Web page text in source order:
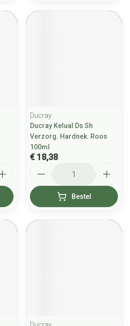
Ducray
Ducray Kelual Ds Sh
Verzorg. Hardnek. Roos
100ml
€ 18,38
Bestel